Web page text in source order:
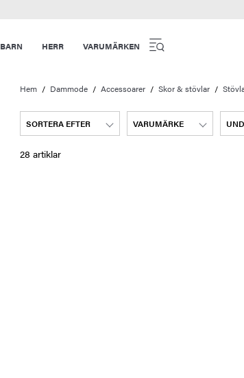
BARN HERR VARUMÄRKEN
Hem Dammode Accessoarer Skor & stövlar
SORTERA EFTER VARUMÄRKE
28 artiklar